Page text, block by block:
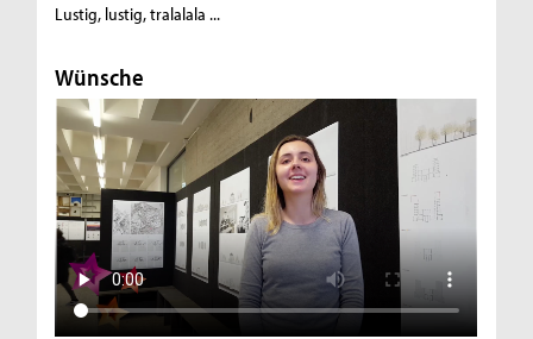
Lustig, lustig, tralalala ...
Wünsche